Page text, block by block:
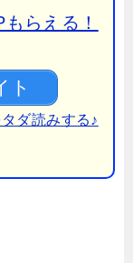
らえる！
ト
ダ読みする♪